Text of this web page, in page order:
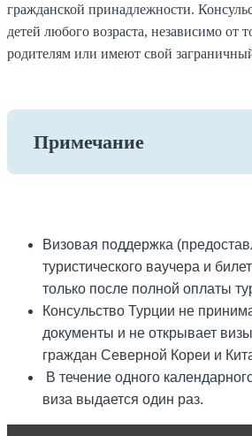
гражданской принадлежности.
детей любого возраста, независимо от
родителям или имеют свой
Примечание
Визовая поддержка
туристического ваучера и
только после полной оплаты
Консульство Турции не
документы и не открывает
граждан Северной Кореи и
В течение одного
виза выдается один раз.